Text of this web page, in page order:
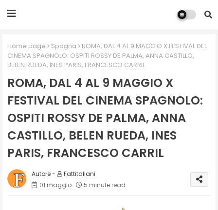
Home page Spagna
ROMA, DAL 4 AL 9 MAGGIO X FESTIVAL DEL
CINEMA SPAGNOLO: OSPITI ROSSY DE PALMA, ANNA CASTILLO,
BELEN RUEDA, INES PARIS, FRANCESCO CARRIL
ROMA, DAL 4 AL 9 MAGGIO X
FESTIVAL DEL CINEMA SPAGNOLO:
OSPITI ROSSY DE PALMA, ANNA
CASTILLO, BELEN RUEDA, INES
PARIS, FRANCESCO CARRIL
Fattitaliani
01 maggio
5 minute read